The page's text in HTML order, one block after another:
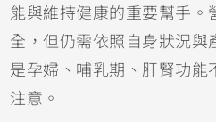
能與維持健康的重要幫手。
全，但仍需依照自身狀況與
是孕婦、哺乳期、肝腎功能
注意。